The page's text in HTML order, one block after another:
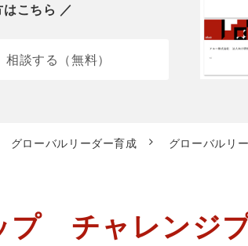
こちら ／
相談する（無料）
グローバルリーダー育成
グローバルリ
　チャレンジ